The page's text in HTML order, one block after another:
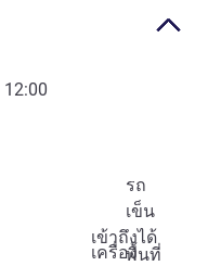
12:00
รถ
เข็น
เข้าถึงได้
เครื่องพื้นที่